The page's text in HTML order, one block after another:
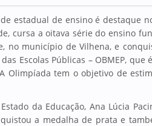
estadual de ensino é destaque
cursa a oitava série do ensino
no município de Vilhena, e
Escolas Públicas – OBMEP,
Olimpíada tem o objetivo de
da Educação, Ana Lúcia
a medalha de prata e